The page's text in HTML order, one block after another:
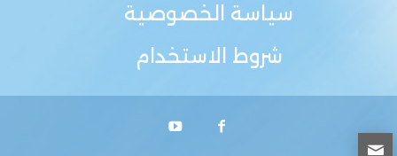
سياسة الخصوصية
شروط الاستخدام